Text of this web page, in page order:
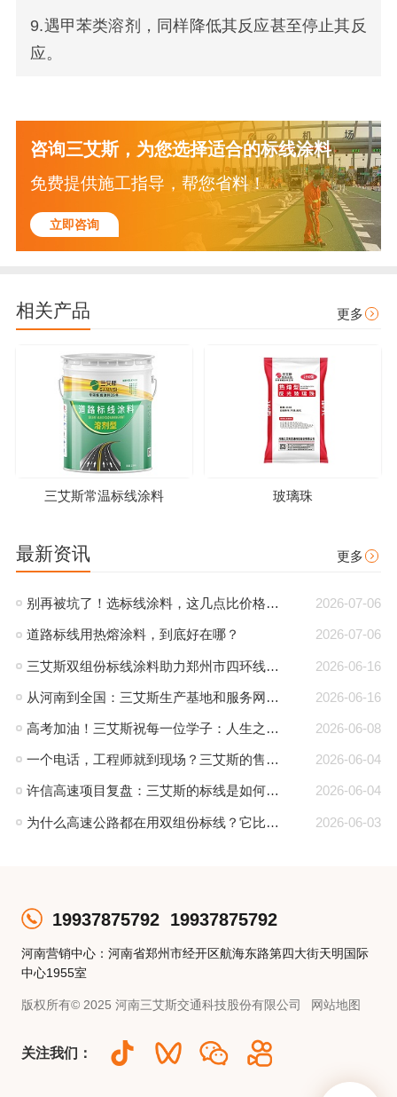
9.遇甲苯类溶剂，同样降低其反应甚至停止其反
应。
咨询三艾斯，为您选择适合的标线涂料
免费提供施工指导，帮您省料！
立即咨询
相关产品 更多
三艾斯常温标线涂料 玻璃珠
最新资讯 更多
2026-07-06
别再被坑了！选标线涂料，这几点比价格更重要
2026-07-06
道路标线用热熔涂料，到底好在哪？
2026-06-16
三艾斯双组份标线涂料助力郑州市四环线，夜间反光效果获好评
2026-06-16
从河南到全国：三艾斯生产基地和服务网点布局全解析
2026-06-08
高考加油！三艾斯祝每一位学子：人生之路，标线清晰，一往无前
2026-06-04
一个电话，工程师就到现场？三艾斯的售后有多“狠”
2026-06-04
许信高速项目复盘：三艾斯的标线是如何零差评的？
2026-06-03
为什么高速公路都在用双组份标线？它比热熔强在哪？
19937875792 19937875792
河南营销中心：河南省郑州市经开区航海东路第四大街天明国际
中心1955室
版权所有© 2025 河南三艾斯交通科技股份有限公司 网站地图
关注我们：